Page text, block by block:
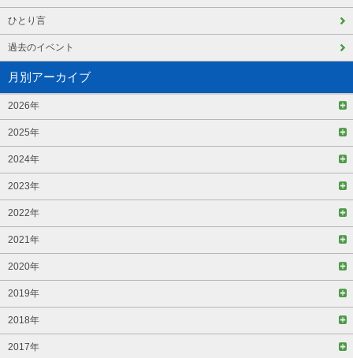
ひとり言
過去のイベント
月別アーカイブ
2026年
2025年
2024年
2023年
2022年
2021年
2020年
2019年
2018年
2017年